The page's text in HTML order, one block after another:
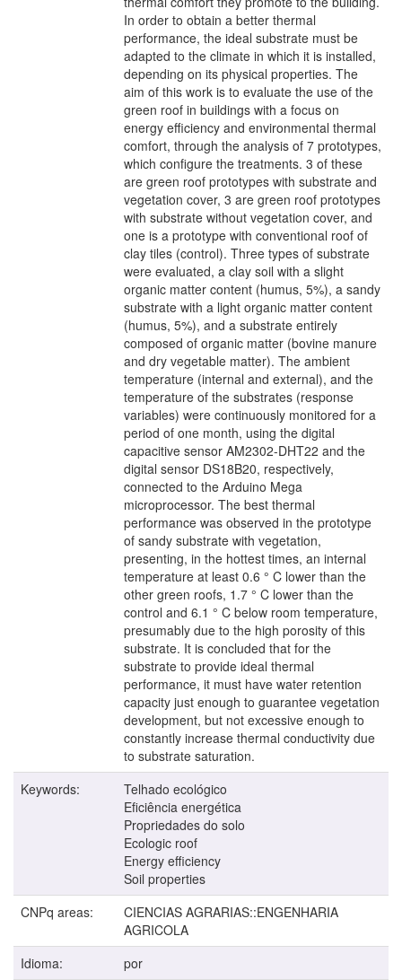
In order to obtain a better thermal
performance, the ideal substrate must be
adapted to the climate in which it is installed,
depending on its physical properties. The
aim of this work is to evaluate the use of the
green roof in buildings with a focus on
energy efficiency and environmental thermal
comfort, through the analysis of 7 prototypes,
which configure the treatments. 3 of these
are green roof prototypes with substrate and
vegetation cover, 3 are green roof prototypes
with substrate without vegetation cover, and
one is a prototype with conventional roof of
clay tiles (control). Three types of substrate
were evaluated, a clay soil with a slight
organic matter content (humus, 5%), a sandy
substrate with a light organic matter content
(humus, 5%), and a substrate entirely
composed of organic matter (bovine manure
and dry vegetable matter). The ambient
temperature (internal and external), and the
temperature of the substrates (response
variables) were continuously monitored for a
period of one month, using the digital
capacitive sensor AM2302-DHT22 and the
digital sensor DS18B20, respectively,
connected to the Arduino Mega
microprocessor. The best thermal
performance was observed in the prototype
of sandy substrate with vegetation,
presenting, in the hottest times, an internal
temperature at least 0.6 ° C lower than the
other green roofs, 1.7 ° C lower than the
control and 6.1 ° C below room temperature,
presumably due to the high porosity of this
substrate. It is concluded that for the
substrate to provide ideal thermal
performance, it must have water retention
capacity just enough to guarantee vegetation
development, but not excessive enough to
constantly increase thermal conductivity due
to substrate saturation.
Keywords:
Telhado ecológico
Eficiência energética
Propriedades do solo
Ecologic roof
Energy efficiency
Soil properties
CNPq areas:
CIENCIAS AGRARIAS::ENGENHARIA
AGRICOLA
Idioma:
por